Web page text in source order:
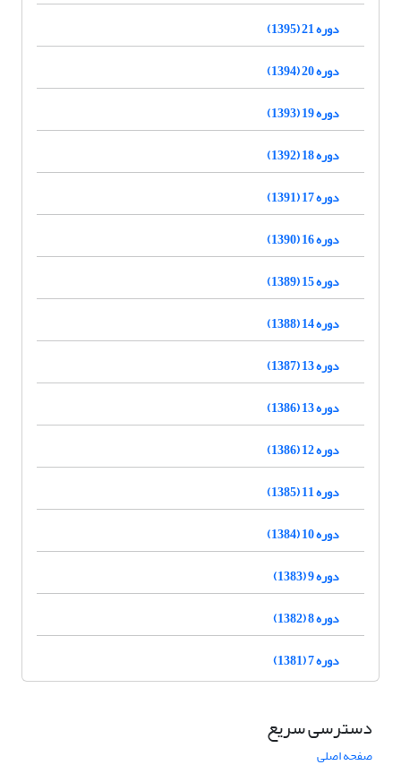
دوره 21 (1395)
دوره 20 (1394)
دوره 19 (1393)
دوره 18 (1392)
دوره 17 (1391)
دوره 16 (1390)
دوره 15 (1389)
دوره 14 (1388)
دوره 13 (1387)
دوره 13 (1386)
دوره 12 (1386)
دوره 11 (1385)
دوره 10 (1384)
دوره 9 (1383)
دوره 8 (1382)
دوره 7 (1381)
دسترسی سریع
صفحه اصلی